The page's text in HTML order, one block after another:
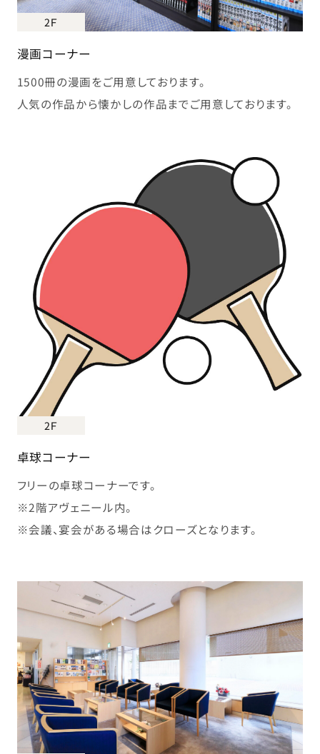
漫画コーナー
1500冊の漫画をご用意しております。
人気の作品から懐かしの作品までご用意しております。
2Ｆ
卓球コーナー
フリーの卓球コーナーです。
※2階アヴェニール内。
※会議、宴会がある場合はクローズとなります。
2Ｆ